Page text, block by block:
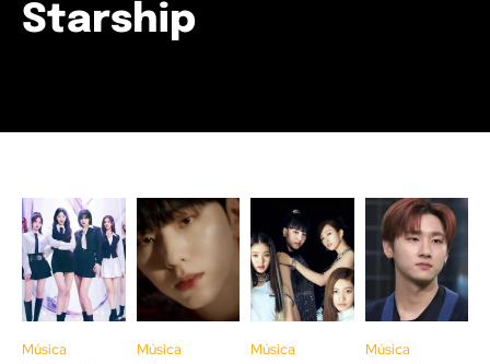
Starship
Música Música Música Música